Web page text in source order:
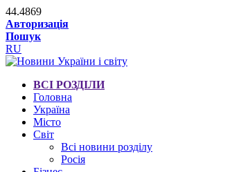
44.4869
Авторизація
Пошук
RU
ВСІ РОЗДІЛИ
Головна
Україна
Місто
Світ
Всі новини розділу
Росія